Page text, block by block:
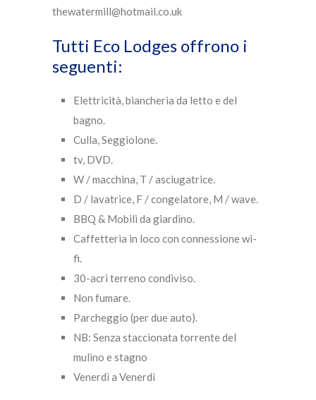
thewatermill@hotmail.co.uk
Tutti Eco Lodges offrono i
seguenti:
Elettricità, biancheria da letto e del
bagno.
Culla, Seggiolone.
tv, DVD.
W / macchina, T / asciugatrice.
D / lavatrice, F / congelatore, M / wave.
BBQ & Mobili da giardino.
Caffetteria in loco con connessione wi-
fi.
30-acri terreno condiviso.
Non fumare.
Parcheggio (per due auto).
NB: Senza staccionata torrente del
mulino e stagno
Venerdì a Venerdì